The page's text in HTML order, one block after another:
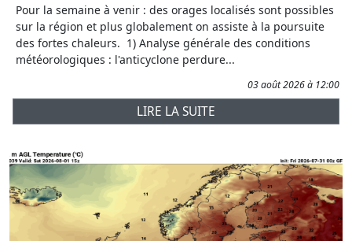
Pour la semaine à venir : des orages localisés sont possibles
sur la région et plus globalement on assiste à la poursuite
des fortes chaleurs. 1) Analyse générale des conditions
météorologiques : l'anticyclone perdure...
03 août 2026 à 12:00
LIRE LA SUITE